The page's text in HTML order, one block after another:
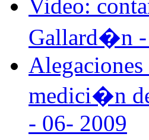
Video:
Gallard�n -
medici�n
- 06- 2009